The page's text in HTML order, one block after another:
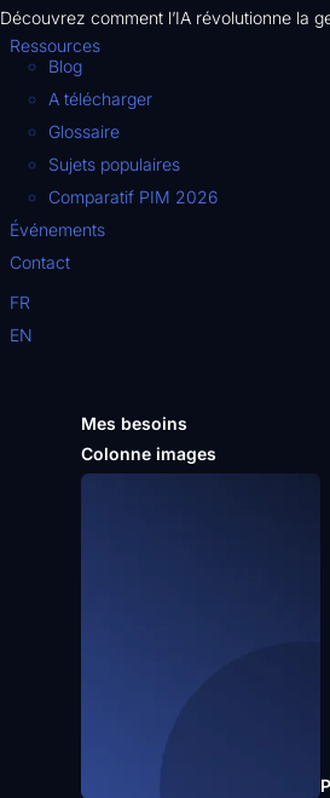
Découvrez comment l’IA révolutionne la
Ressources
Blog
A télécharger
Glossaire
Sujets populaires
Comparatif PIM 2026
Événements
Contact
FR
EN
Mes besoins
Colonne images